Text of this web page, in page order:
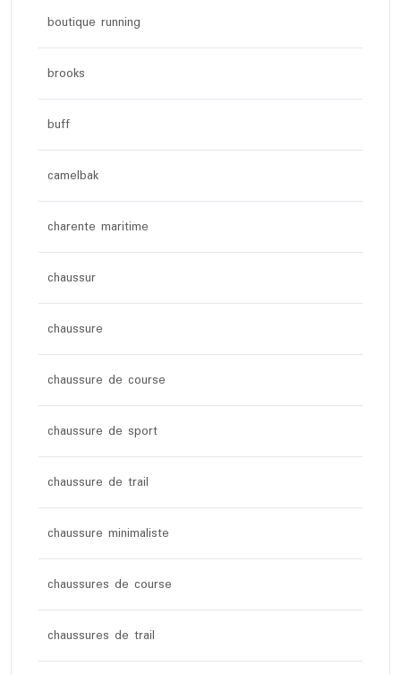
boutique running
brooks
buff
camelbak
charente maritime
chaussur
chaussure
chaussure de course
chaussure de sport
chaussure de trail
chaussure minimaliste
chaussures de course
chaussures de trail